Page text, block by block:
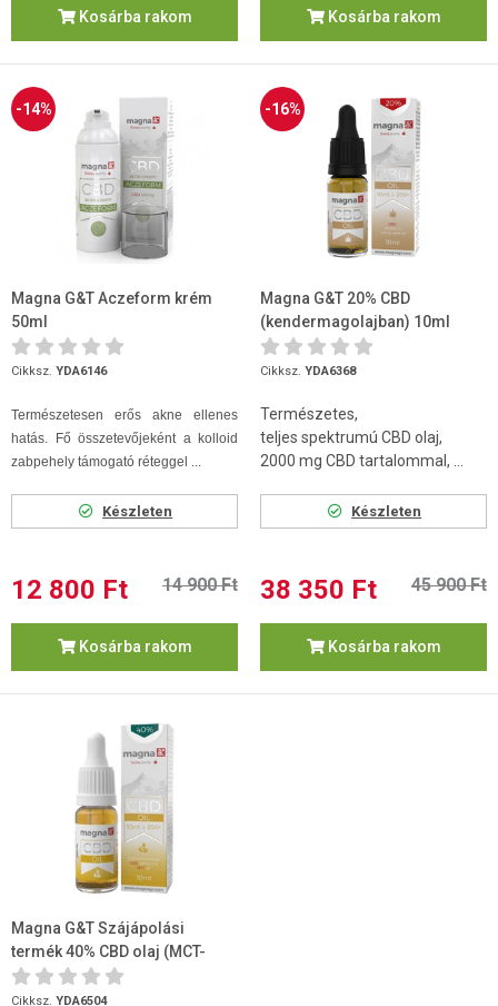
Kosárba rakom Kosárba rakom
-14%
Magna G&T Aczeform krém
50ml
Cikksz. YDA6146
Természetesen erős akne ellenes
hatás. Fő összetevőjeként a kolloid
zabpehely támogató réteggel ...
Készleten
12 800 Ft 14 900 Ft
Kosárba rakom
-16%
Magna G&T 20% CBD
(kendermagolajban) 10ml
Cikksz. YDA6368
Természetes,
teljes spektrumú CBD olaj,
2000 mg CBD tartalommal, ...
Készleten
38 350 Ft 45 900 Ft
Kosárba rakom
Magna G&T Szájápolási
termék 40% CBD olaj (MCT-
olajban) 10ml
Cikksz. YDA6504